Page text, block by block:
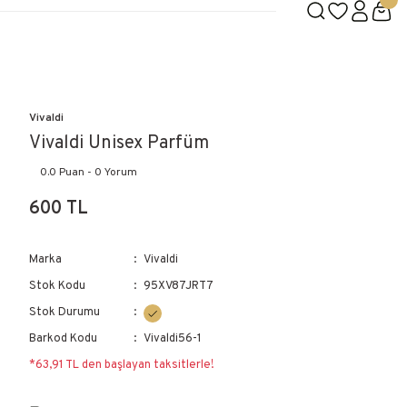
Vivaldi
Vivaldi Unisex Parfüm
0.0 Puan - 0 Yorum
600 TL
Marka
Vivaldi
Stok Kodu
95XV87JRT7
Stok Durumu
Barkod Kodu
Vivaldi56-1
*63,91 TL den başlayan taksitlerle!